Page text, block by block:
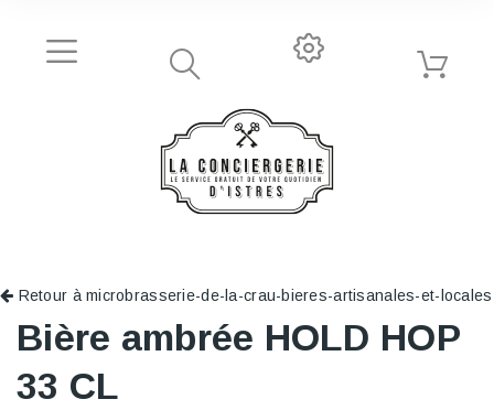
Retour à microbrasserie-de-la-crau-bieres-artisanales-et-locales
Bière ambrée HOLD HOP
33 CL